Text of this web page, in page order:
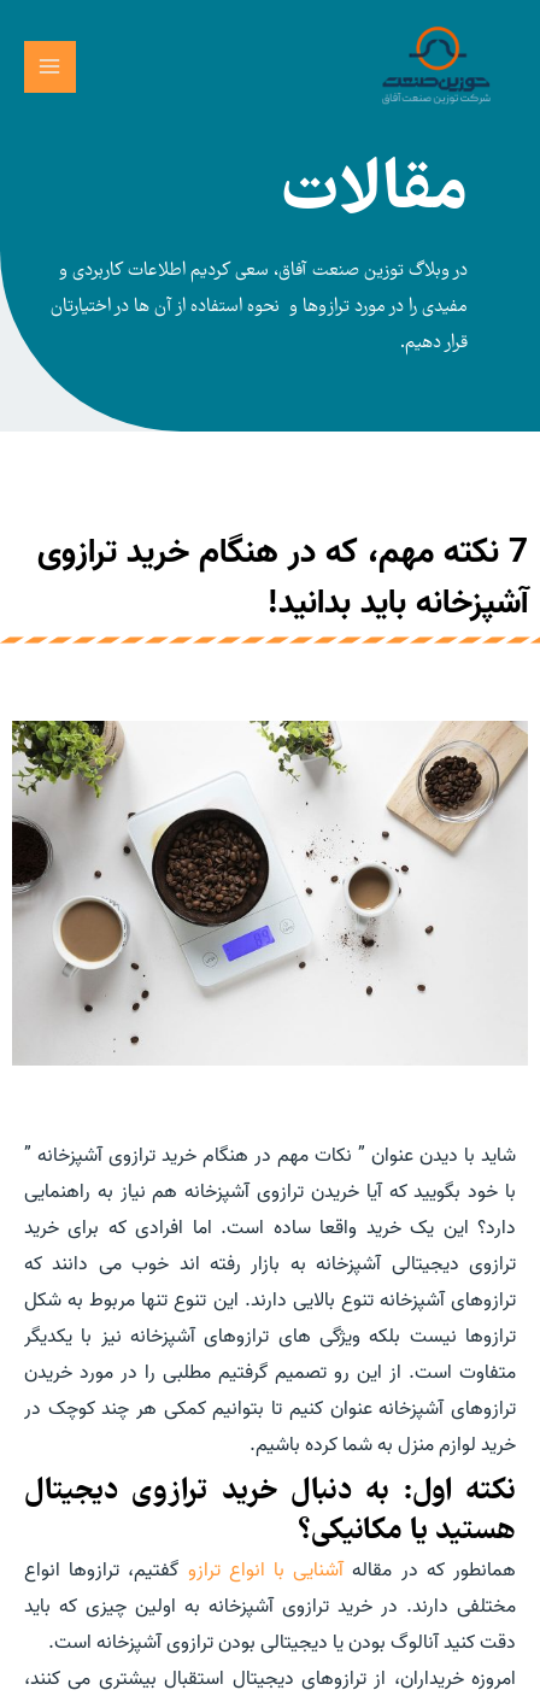
مقالات
در وبلاگ توزین صنعت آفاق، سعی کردیم اطلاعات کاربردی و
مفیدی را در مورد ترازوها و نحوه استفاده از آن ها در اختیارتان
قرار دهیم.
7 نکته مهم، که در هنگام خرید ترازوی
آشپزخانه باید بدانید!
شاید با دیدن عنوان ” نکات مهم در هنگام خرید ترازوی آشپزخانه ”
با خود بگویید که آیا خریدن ترازوی آشپزخانه هم نیاز به راهنمایی
دارد؟ این یک خرید واقعا ساده است. اما افرادی که برای خرید
ترازوی دیجیتالی آشپزخانه به بازار رفته اند خوب می دانند که
ترازوهای آشپزخانه تنوع بالایی دارند. این تنوع تنها مربوط به شکل
ترازوها نیست بلکه ویژگی های ترازوهای آشپزخانه نیز با یکدیگر
متفاوت است. از این رو تصمیم گرفتیم مطلبی را در مورد خریدن
ترازوهای آشپزخانه عنوان کنیم تا بتوانیم کمکی هر چند کوچک در
خرید لوازم منزل به شما کرده باشیم.
نکته اول: به دنبال خرید ترازوی دیجیتال
هستید یا مکانیکی؟
همانطور که در مقالهآشنایی با انواع ترازو گفتیم، ترازوها انواع
مختلفی دارند. در خرید ترازوی آشپزخانه به اولین چیزی که باید
دقت کنید آنالوگ بودن یا دیجیتالی بودن ترازوی آشپزخانه است.
امروزه خریداران، از ترازوهای دیجیتال استقبال بیشتری می کنند،